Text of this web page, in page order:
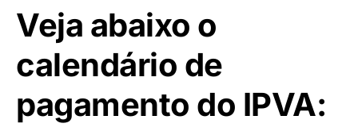
Veja abaixo o
calendário de
pagamento do IPVA: